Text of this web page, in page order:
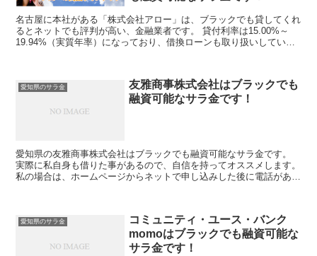
名古屋に本社がある「株式会社アロー」は、ブラックでも貸してくれ
るとネットでも評判が高い、金融業者です。 貸付利率は15.00%～
19.94%（実質年率）になっており、借換ローンも取り扱いしている
愛知県のサラ金
友雅商事株式会社はブラックでも
融資可能なサラ金です！
愛知県の友雅商事株式会社はブラックでも融資可能なサラ金です。
実際に私自身も借りた事があるので、自信を持ってオススメします。
私の場合は、ホームページからネットで申し込みした後に電話があ
愛知県のサラ金
コミュニティ・ユース・バンク
momoはブラックでも融資可能な
サラ金です！